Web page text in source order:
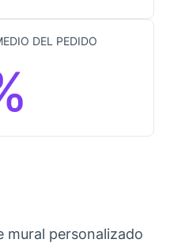
DEL PEDIDO
mural personalizado